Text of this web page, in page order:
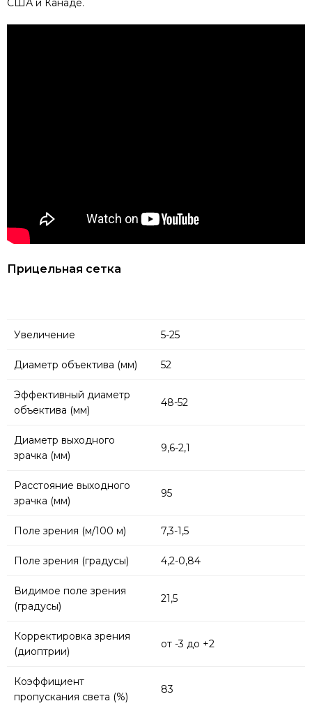
США и Канаде.
Прицельная сетка
Увеличение 5-25
Диаметр объектива (мм) 52
Эффективный диаметр
объектива (мм)
48-52
Диаметр выходного
зрачка (мм)
9,6-2,1
Расстояние выходного
зрачка (мм)
95
Поле зрения (м/100 м) 7,3-1,5
Поле зрения (градусы) 4,2-0,84
Видимое поле зрения
(градусы)
21,5
Корректировка зрения
(диоптрии)
от -3 до +2
Коэффициент
пропускания света (%)
83